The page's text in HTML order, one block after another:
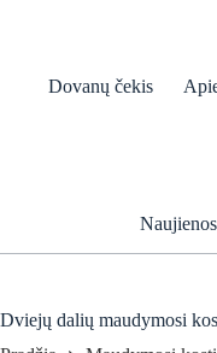
Dovanų čekis
Naujienos
Dviejų dalių maudymosi